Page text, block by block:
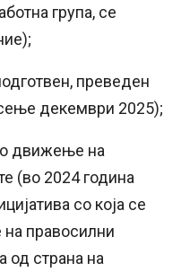
група, се
преведен
декември 2025);
движење на
(во 2024 година
со која се
на правосилни
од страна на